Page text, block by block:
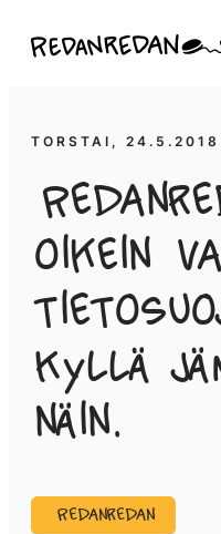
suoraan
Linda Saukko-Rauta, Redanredan Oy
piirrosvideoita
TORSTAI, 24.5.2018
oikein
Kyllä
näin.
Redanredan